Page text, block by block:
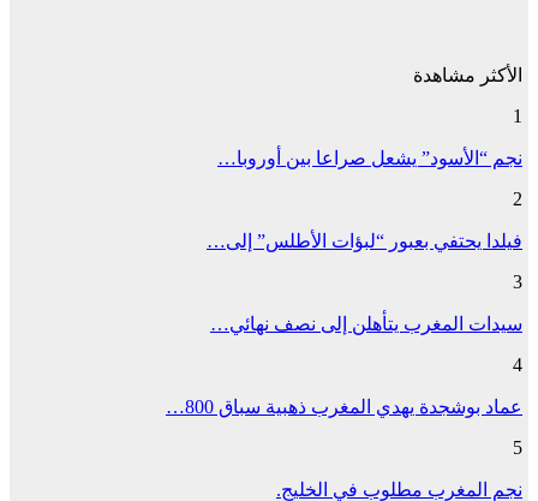
الأكثر مشاهدة
1
نجم “الأسود” يشعل صراعا بين أوروبا…
2
فيلدا يحتفي بعبور “لبؤات الأطلس” إلى…
3
سيدات المغرب يتأهلن إلى نصف نهائي…
4
عماد بوشجدة يهدي المغرب ذهبية سباق 800…
5
نجم المغرب مطلوب في الخليج.